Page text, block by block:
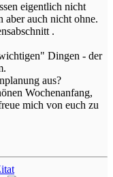
eigentlich nicht
aber auch nicht ohne.
.
Dingen - der
aus?
Wochenanfang,
mich von euch zu